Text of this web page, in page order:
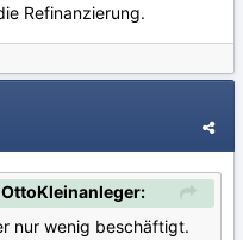
Refinanzierung.
nur wenig beschäftigt.